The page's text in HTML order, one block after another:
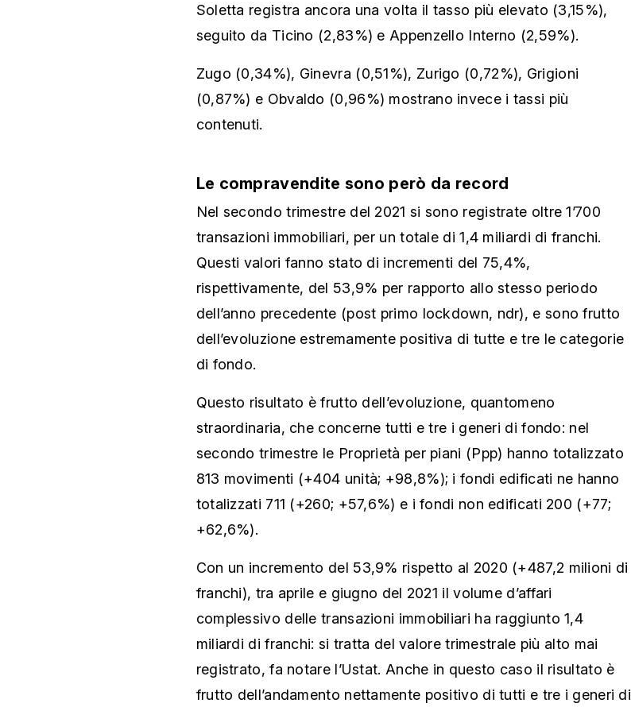
Soletta registra ancora una volta il tasso più elevato (3,15%),
seguito da Ticino (2,83%) e Appenzello Interno (2,59%).
Zugo (0,34%), Ginevra (0,51%), Zurigo (0,72%), Grigioni
(0,87%) e Obvaldo (0,96%) mostrano invece i tassi più
contenuti.
Le compravendite sono però da record
Nel secondo trimestre del 2021 si sono registrate oltre 1’700
transazioni immobiliari, per un totale di 1,4 miliardi di franchi.
Questi valori fanno stato di incrementi del 75,4%,
rispettivamente, del 53,9% per rapporto allo stesso periodo
dell’anno precedente (post primo lockdown, ndr), e sono frutto
dell’evoluzione estremamente positiva di tutte e tre le categorie
di fondo.
Questo risultato è frutto dell’evoluzione, quantomeno
straordinaria, che concerne tutti e tre i generi di fondo: nel
secondo trimestre le Proprietà per piani (Ppp) hanno totalizzato
813 movimenti (+404 unità; +98,8%); i fondi edificati ne hanno
totalizzati 711 (+260; +57,6%) e i fondi non edificati 200 (+77;
+62,6%).
Con un incremento del 53,9% rispetto al 2020 (+487,2 milioni di
franchi), tra aprile e giugno del 2021 il volume d’affari
complessivo delle transazioni immobiliari ha raggiunto 1,4
miliardi di franchi: si tratta del valore trimestrale più alto mai
registrato, fa notare l’Ustat. Anche in questo caso il risultato è
frutto dell’andamento nettamente positivo di tutti e tre i generi di